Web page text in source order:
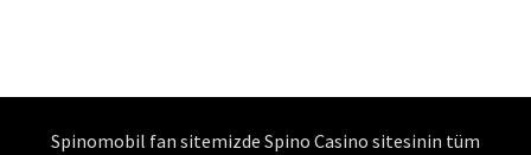
Spinomobil fan sitemizde Spino Casino sitesinin tüm